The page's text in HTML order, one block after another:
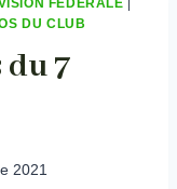
DU CLUB
7
2021